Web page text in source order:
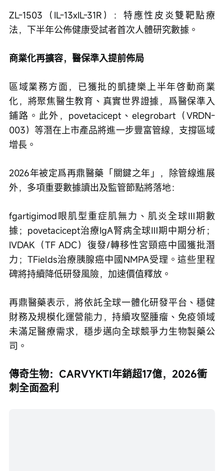
ZL-1503（IL-13xIL-31R）：特應性皮炎雙靶點療
法，下半年公佈健康受試者首次人體研究數據。
商業化再擴容，醫保準入提前佈局
區域業務方面，已獲批的凱捷樂上半年啓動商業
化，將聚焦醫生教育、真實世界證據，爲醫保準入
鋪路。此外，povetacicept、elegrobart（VRDN-
003）等潛在上市產品將進一步豐富管線，支撐區域
增長。
2026年被定爲再鼎醫藥「關鍵之年」，除管線進展
外，多項重要數據讀出及監管節點將落地：
fgartigimod眼肌型重症肌無力、肌炎全球Ⅲ期數
據；povetacicept治療IgA腎病全球Ⅲ期中期分析；
IVDAK（TF ADC）復發/轉移性宮頸癌中國獲批潛
力；TFields治療胰腺癌中國NMPA受理。這些里程
碑將持續降低研發風險，加速價值釋放。
再鼎醫藥表示，將依託全球一體化研發平台、穩健
財務及規模化運營能力，持續攻堅腫瘤、免疫領域
未滿足醫療需求，穩步邁向全球競爭力生物製藥公
司。
傳奇生物：CARVYKTI年銷超17億，2026衝
刺全面盈利